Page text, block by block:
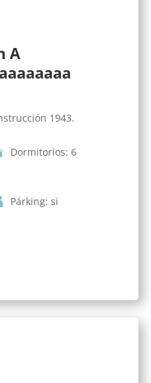
A
1943.
Dormitorios: 6
Párking: si